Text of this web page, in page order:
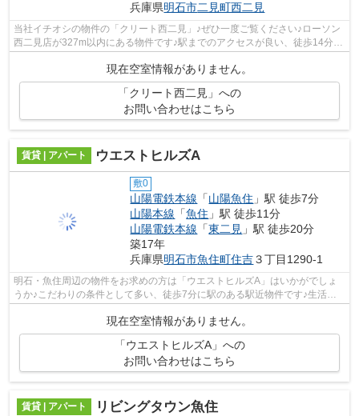
兵庫県明石市二見町西二見
当社イチオシの物件の「クリート西二見」♪ぜひ一度ご覧ください♪ローソン
西二見店が327m以内にある物件です♪駅までのアクセスが良い、徒歩14分の
現在空室情報がありません。
「クリート西二見」への
お問い合わせはこちら
賃貸 | アパート ウエストヒルズA
敷0
山陽電鉄本線 「山陽魚住 」駅 徒歩7分
山陽本線 「魚住 」駅 徒歩11分
山陽電鉄本線 「東二見 」駅 徒歩20分
築17年
兵庫県明石市魚住町住吉３丁目1290-1
明石・魚住周辺の物件をお求めの方は「ウエストヒルズA」はいかがでしょ
うか♪こだわりの条件として多い、徒歩7分に駅のある駅近物件です♪生活し
やすい１ＬＤＫの間取りがポイント♪物件...
現在空室情報がありません。
「ウエストヒルズA」への
お問い合わせはこちら
賃貸 | アパート リビングタウン魚住